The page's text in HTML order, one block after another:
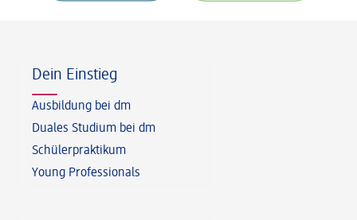
Dein Einstieg
Ausbildung bei dm
Duales Studium bei dm
Schülerpraktikum
Young Professionals